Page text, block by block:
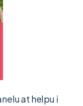
at helpu i